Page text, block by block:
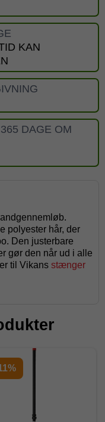
KAN
DAGE OM
polyester hår, der
Den justerbare
gør den når ud i alle
til Vikans stænger